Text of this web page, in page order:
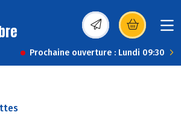
(s’ouvre dans une
Prochaine ouverture : Lundi 09:30